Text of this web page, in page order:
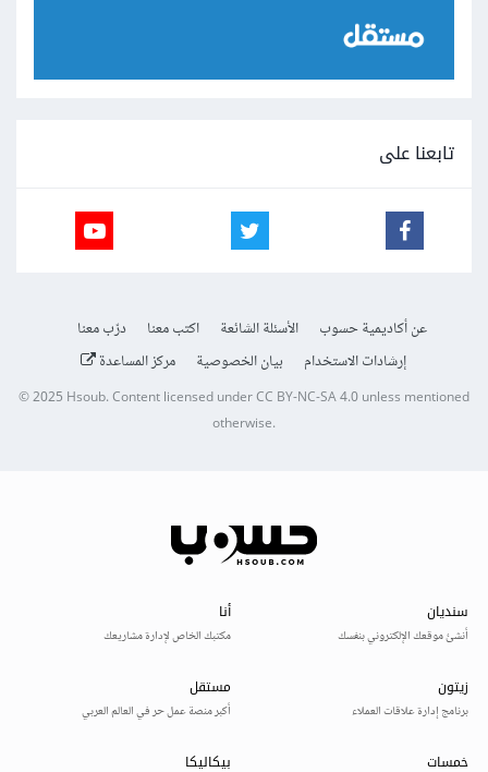
تابعنا على
عن أكاديمية حسوب الأسئلة الشائعة اكتب معنا
درّب معنا
إرشادات الاستخدام
بيان الخصوصية مركز المساعدة
© 2025Hsoub.Content licensed underCC BY-NC-SA 4.0unless mentioned
otherwise.